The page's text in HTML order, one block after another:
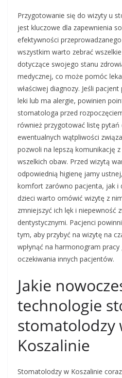
Przygotowanie się do wizyty u
jest kluczowe dla zapewnienia
efektywności
wszystkim warto zebrać
dotyczące swojego stanu
medycznej, co może pomóc
właściwej diagnozy. Jeśli
leki lub ma alergie, powinien
stomatologa przed
również przygotować listę pytań
ewentualnych wątpliwości
pozwoli na lepszą komunikację
wszelkich obaw. Przed wizytą
odpowiednią higienę jamy
komfort zarówno pacjenta, jak i
dzieci warto omówić wizytę z
zmniejszyć ich lęk i niepewność
dentystycznymi. Pacjenci
tym, aby przybyć na wizytę na
wpłynąć na harmonogram pracy
oczekiwania innych pacjentów.
Jakie
technologie
stomatolodzy
Koszalinie
Stomatolodzy w Koszalinie